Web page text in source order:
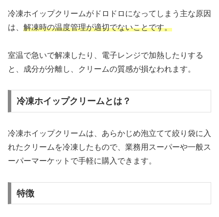
冷凍ホイップクリームがドロドロになってしまう主な原因
は、 解凍時の温度管理が適切でないことです。
室温で急いで解凍したり、電子レンジで加熱したりする
と、成分が分離し、クリームの質感が損なわれます。
冷凍ホイップクリームとは？
冷凍ホイップクリームは、あらかじめ泡立てて絞り袋に入
れたクリームを冷凍したもので、業務用スーパーや一般ス
ーパーマーケットで手軽に購入できます。
特徴